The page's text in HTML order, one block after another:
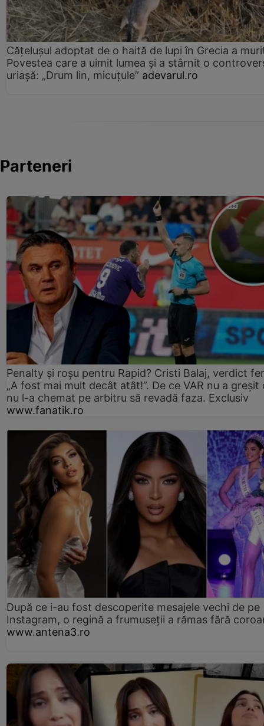
Cățelușul adoptat de o haită de lupi în Grecia a
Povestea care a uimit lumea și a stârnit o
uriașă: „Drum lin, micuțule” adevarul.ro
Parteneri
Penalty și roșu pentru Rapid? Cristi Balaj, verdict
„A fost mai mult decât atât!”. De ce VAR nu a greșit
nu l-a chemat pe arbitru să revadă faza. Exclusiv
www.fanatik.ro
După ce i-au fost descoperite mesajele vechi de pe
Instagram, o regină a frumuseții a rămas fără
www.antena3.ro